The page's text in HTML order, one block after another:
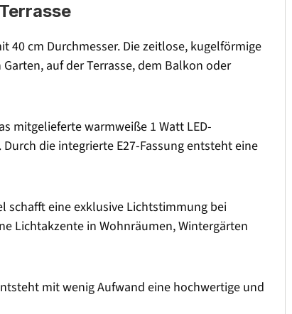
40 cm Durchmesser. Die zeitlose, kugelförmige
auf der Terrasse, dem Balkon oder
mitgelieferte warmweiße 1 Watt LED-
die integrierte E27-Fassung entsteht eine
schafft eine exklusive Lichtstimmung bei
Lichtakzente in Wohnräumen, Wintergärten
mit wenig Aufwand eine hochwertige und